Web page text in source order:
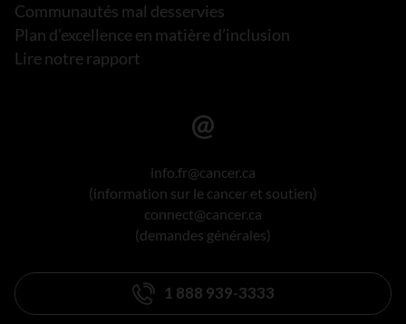
Communautés mal desservies
Plan d’excellence en matière d’inclusion
Lire notre rapport
info.fr@cancer.ca
(information sur le cancer et soutien)
connect@cancer.ca
(demandes générales)
1 888 939-3333